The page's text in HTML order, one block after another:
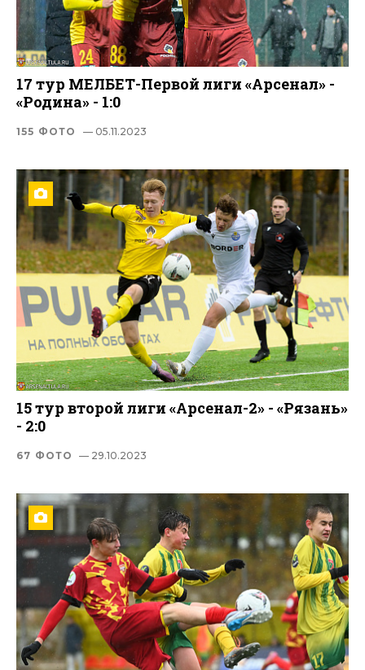
17 тур МЕЛБЕТ-Первой лиги «Арсенал» -
«Родина» - 1:0
155 ФОТО — 05.11.2023
15 тур второй лиги «Арсенал-2» - «Рязань»
- 2:0
67 ФОТО — 29.10.2023